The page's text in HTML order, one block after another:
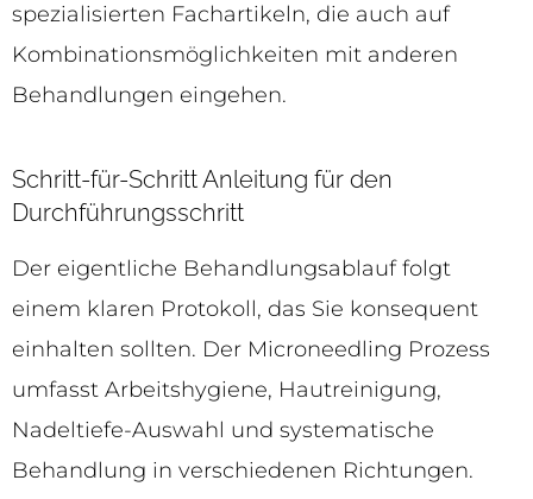
spezialisierten Fachartikeln, die auch auf
Kombinationsmöglichkeiten mit anderen
Behandlungen eingehen.
Schritt-für-Schritt Anleitung für den
Durchführungsschritt
Der eigentliche Behandlungsablauf folgt
einem klaren Protokoll, das Sie konsequent
einhalten sollten. Der Microneedling Prozess
umfasst Arbeitshygiene, Hautreinigung,
Nadeltiefe-Auswahl und systematische
Behandlung in verschiedenen Richtungen.